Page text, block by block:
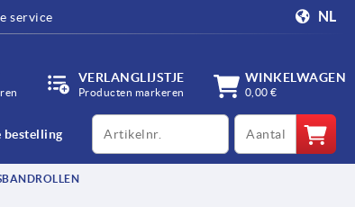
service NL
VERLANGLIJSTJE
Producten markeren
WINKELWAGEN
0,00 €
bestelling
productCode qty